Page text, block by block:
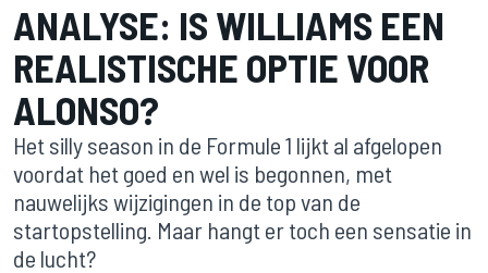
ANALYSE: IS WILLIAMS EEN
REALISTISCHE OPTIE VOOR
ALONSO?
Het silly season in de Formule 1 lijkt al afgelopen
voordat het goed en wel is begonnen, met
nauwelijks wijzigingen in de top van de
startopstelling. Maar hangt er toch een sensatie in
de lucht?